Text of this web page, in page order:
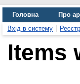
Головна Про
Вхід в систему
Items